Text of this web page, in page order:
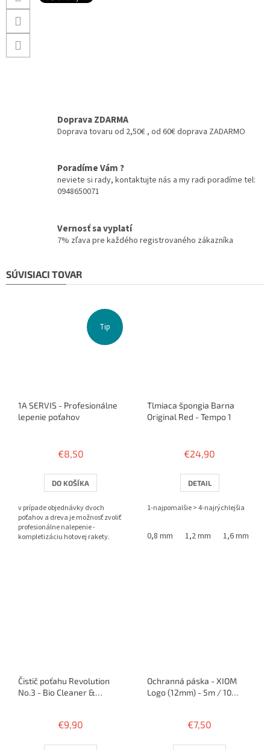
Doprava ZDARMA
Doprava tovaru od 2,50€ , od 60€ doprava ZADARMO
Poradíme Vám ?
neviete si rady, kontaktujte nás a my radi poradíme tel:
0948650071
Vernosť sa vyplatí
7% zľava pre každého registrovaného zákazníka
SÚVISIACI TOVAR
Tip
1A SERVIS - Profesionálne
lepenie poťahov
produktu
3,8
z
hviezdičiek.
€8,50
DO KOŠÍKA
v prípade objednávky dvoch
poťahov a dreva je možnosť zvoliť
profesionálne nalepenie -
kompletizáciu hotovej rakety.
Tlmiaca špongia Barna
Original Red - Tempo 1
produktu
1,0
z
hviezdičiek.
€24,90
DETAIL
1-najpomalšie > 4-najrýchlejšia
0,8 mm 1,2 mm 1,6 mm
Čistič poťahu Revolution
No.3 - Bio Cleaner &
€9,90
Ochranná páska - XIOM
Logo (12mm) - 5m / 10
€7,50